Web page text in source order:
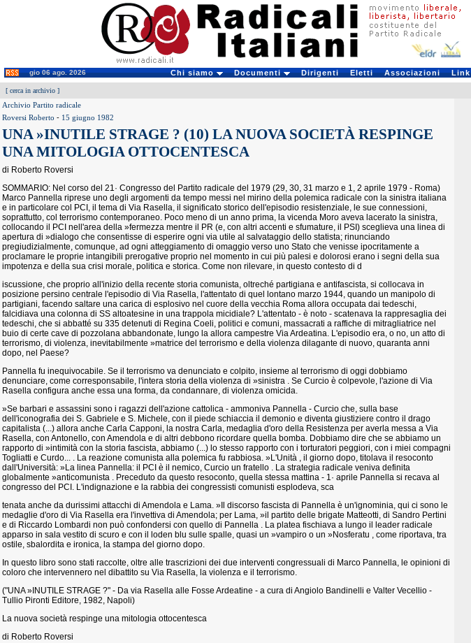
gio 06 ago. 2026 Chi siamo Documenti Dirigenti Eletti Associazioni Link
[ cerca in archivio ]
Archivio Partito radicale
Roversi Roberto - 15 giugno 1982
UNA »INUTILE STRAGE ? (10) LA NUOVA SOCIETÀ RESPINGE
UNA MITOLOGIA OTTOCENTESCA
di Roberto Roversi
SOMMARIO: Nel corso del 21· Congresso del Partito radicale del 1979 (29, 30, 31 marzo e 1, 2 aprile 1979 - Roma)
Marco Pannella riprese uno degli argomenti da tempo messi nel mirino della polemica radicale con la sinistra italiana
e in particolare col PCI, il tema di Via Rasella, il significato storico dell'episodio resistenziale, le sue connessioni,
soprattutto, col terrorismo contemporaneo. Poco meno di un anno prima, la vicenda Moro aveva lacerato la sinistra,
collocando il PCI nell'area della »fermezza mentre il PR (e, con altri accenti e sfumature, il PSI) sceglieva una linea di
apertura di »dialogo che consentisse di esperire ogni via utile al salvataggio dello statista; rinunciando
pregiudizialmente, comunque, ad ogni atteggiamento di omaggio verso uno Stato che venisse ipocritamente a
proclamare le proprie intangibili prerogative proprio nel momento in cui più palesi e dolorosi erano i segni della sua
impotenza e della sua crisi morale, politica e storica. Come non rilevare, in questo contesto di d
iscussione, che proprio all'inizio della recente storia comunista, oltreché partigiana e antifascista, si collocava in
posizione persino centrale l'episodio di Via Rasella, l'attentato di quel lontano marzo 1944, quando un manipolo di
partigiani, facendo saltare una carica di esplosivo nel cuore della vecchia Roma allora occupata dai tedeschi,
falcidiava una colonna di SS altoatesine in una trappola micidiale? L'attentato - è noto - scatenava la rappresaglia dei
tedeschi, che si abbatté su 335 detenuti di Regina Coeli, politici e comuni, massacrati a raffiche di mitragliatrice nel
buio di certe cave di pozzolana abbandonate, lungo la allora campestre Via Ardeatina. L'episodio era, o no, un atto di
terrorismo, di violenza, inevitabilmente »matrice del terrorismo e della violenza dilagante di nuovo, quaranta anni
dopo, nel Paese?
Pannella fu inequivocabile. Se il terrorismo va denunciato e colpito, insieme al terrorismo di oggi dobbiamo
denunciare, come corresponsabile, l'intera storia della violenza di »sinistra . Se Curcio è colpevole, l'azione di Via
Rasella configura anche essa una forma, da condannare, di violenza omicida.
»Se barbari e assassini sono i ragazzi dell'azione cattolica - ammoniva Pannella - Curcio che, sulla base
dell'iconografia dei S. Gabriele e S. Michele, con il piede schiaccia il demonio e diventa giustiziere contro il drago
capitalista (...) allora anche Carla Capponi, la nostra Carla, medaglia d'oro della Resistenza per averla messa a Via
Rasella, con Antonello, con Amendola e di altri debbono ricordare quella bomba. Dobbiamo dire che se abbiamo un
rapporto di »intimità con la storia fascista, abbiamo (...) lo stesso rapporto con i torturatori peggiori, con i miei compagni
Togliatti e Curdo... . La reazione comunista alla polemica fu rabbiosa. »L'Unità , il giorno dopo, titolava il resoconto
dall'Università: »La linea Pannella: il PCI è il nemico, Curcio un fratello . La strategia radicale veniva definita
globalmente »anticomunista . Preceduto da questo resoconto, quella stessa mattina - 1· aprile Pannella si recava al
congresso del PCI. L'indignazione e la rabbia dei congressisti comunisti esplodeva, sca
tenata anche da durissimi attacchi di Amendola e Lama. »Il discorso fascista di Pannella è un'ignominia, qui ci sono le
medaglie d'oro di Via Rasella era l'invettiva di Amendola; per Lama, »il partito delle brigate Matteotti, di Sandro Pertini
e di Riccardo Lombardi non può confondersi con quello di Pannella . La platea fischiava a lungo il leader radicale
apparso in sala vestito di scuro e con il loden blu sulle spalle, quasi un »vampiro o un »Nosferatu , come riportava, tra
ostile, sbalordita e ironica, la stampa del giorno dopo.
In questo libro sono stati raccolte, oltre alle trascrizioni dei due interventi congressuali di Marco Pannella, le opinioni di
coloro che intervennero nel dibattito su Via Rasella, la violenza e il terrorismo.
("UNA »INUTILE STRAGE ?" - Da via Rasella alle Fosse Ardeatine - a cura di Angiolo Bandinelli e Valter Vecellio -
Tullio Pironti Editore, 1982, Napoli)
La nuova società respinge una mitologia ottocentesca
di Roberto Roversi